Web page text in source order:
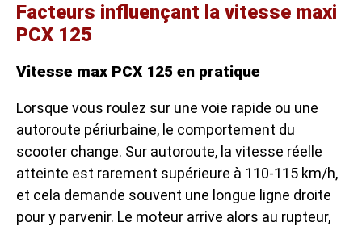
Facteurs influençant la vitesse maxi
PCX 125
Vitesse max PCX 125 en pratique
Lorsque vous roulez sur une voie rapide ou une
autoroute périurbaine, le comportement du
scooter change. Sur autoroute, la vitesse réelle
atteinte est rarement supérieure à 110-115 km/h,
et cela demande souvent une longue ligne droite
pour y parvenir. Le moteur arrive alors au rupteur,